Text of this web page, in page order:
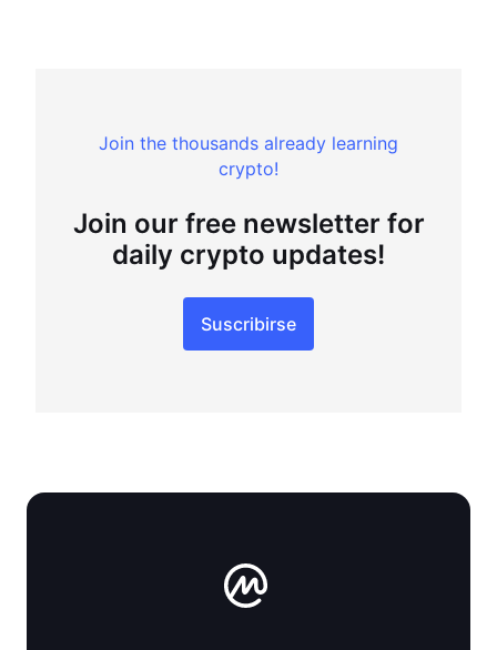
Join the thousands already learning
crypto!
Join our free newsletter for
daily crypto updates!
Suscribirse